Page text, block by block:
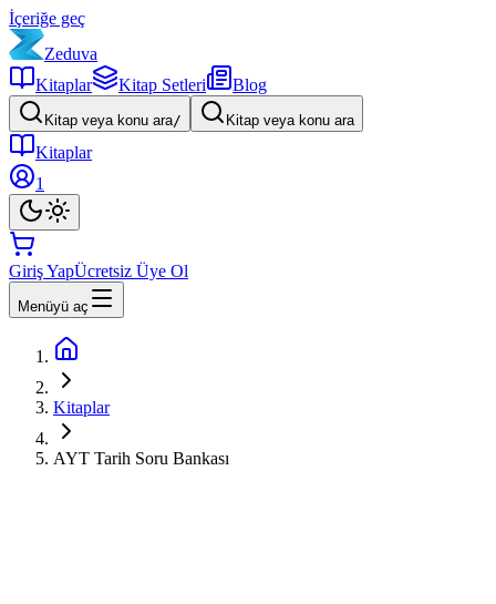
İçeriğe geç
Zeduva
Kitaplar
Kitap Setleri Blog
Kitap veya konu ara/ Kitap veya konu ara
Kitaplar
1
Giriş YapÜcretsiz Üye Ol
Menüyü aç
Kitaplar
AYT Tarih Soru Bankası